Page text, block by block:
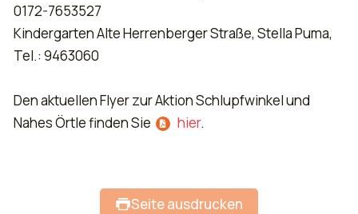
0172-7653527
Kindergarten Alte Herrenberger Straße, Stella Puma,
Tel.: 9463060
Den aktuellen Flyer zur Aktion Schlupfwinkel und
Nahes Örtle finden Sie
hier.
Seite ausdrucken